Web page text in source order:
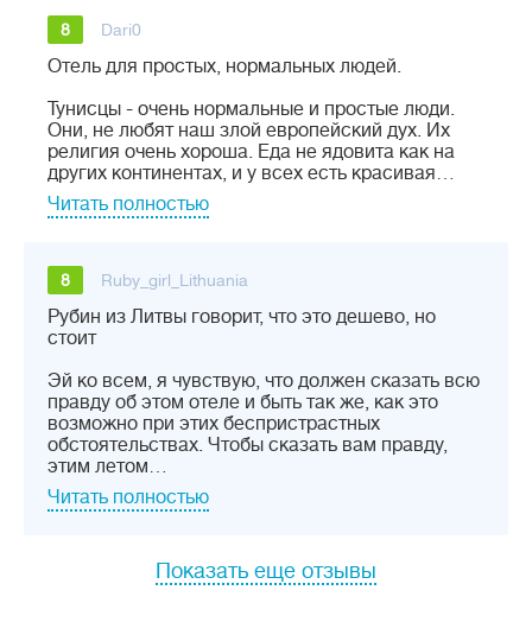
8 Dari0
Отель для простых, нормальных людей.
Тунисцы - очень нормальные и простые люди.
Они, не любят наш злой европейский дух. Их
религия очень хороша. Еда не ядовита как на
других континентах, и у всех есть красивая…
Читать полностью
8 Ruby_girl_Lithuania
Рубин из Литвы говорит, что это дешево, но
стоит
Эй ко всем, я чувствую, что должен сказать всю
правду об этом отеле и быть так же, как это
возможно при этих беспристрастных
обстоятельствах. Чтобы сказать вам правду,
этим летом…
Читать полностью
Показать еще отзывы